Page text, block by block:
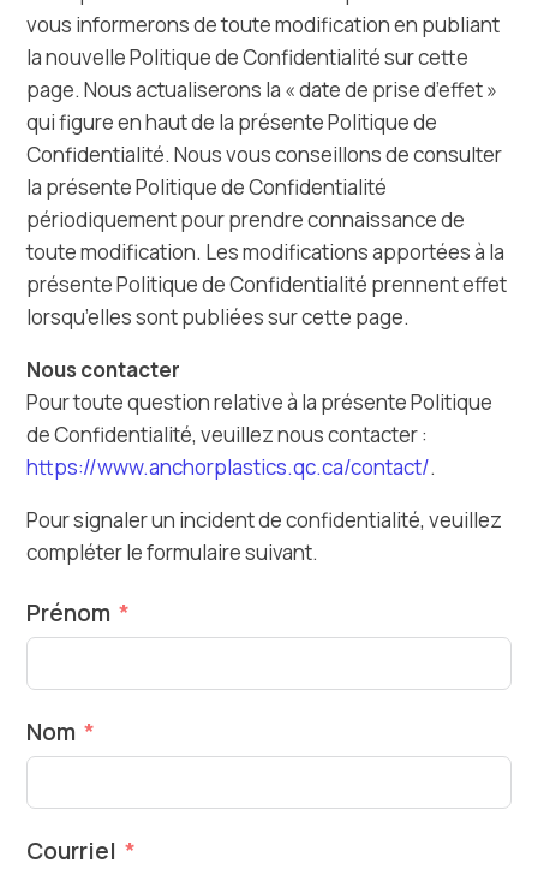
vous informerons de toute modification en publiant
la nouvelle Politique de Confidentialité sur cette
page. Nous actualiserons la « date de prise d’effet »
qui figure en haut de la présente Politique de
Confidentialité. Nous vous conseillons de consulter
la présente Politique de Confidentialité
périodiquement pour prendre connaissance de
toute modification. Les modifications apportées à la
présente Politique de Confidentialité prennent effet
lorsqu’elles sont publiées sur cette page.
Nous contacter
Pour toute question relative à la présente Politique
de Confidentialité, veuillez nous contacter :
https://www.anchorplastics.qc.ca/contact/.
Pour signaler un incident de confidentialité, veuillez
compléter le formulaire suivant.
Prénom
Nom
Courriel